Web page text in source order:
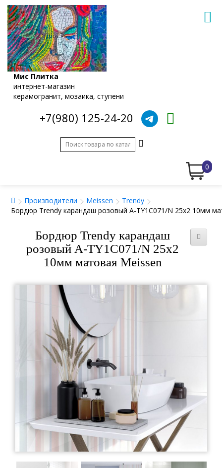
Мис Плитка
интернет-магазин
керамогранит, мозаика, ступени
+7(980) 125-24-20
0
Производители Meissen
Trendy
Бордюр Trendy карандаш розовый A-TY1C071/N 25x2 10мм
Бордюр Trendy карандаш
розовый A-TY1C071/N 25x2
10мм матовая Meissen